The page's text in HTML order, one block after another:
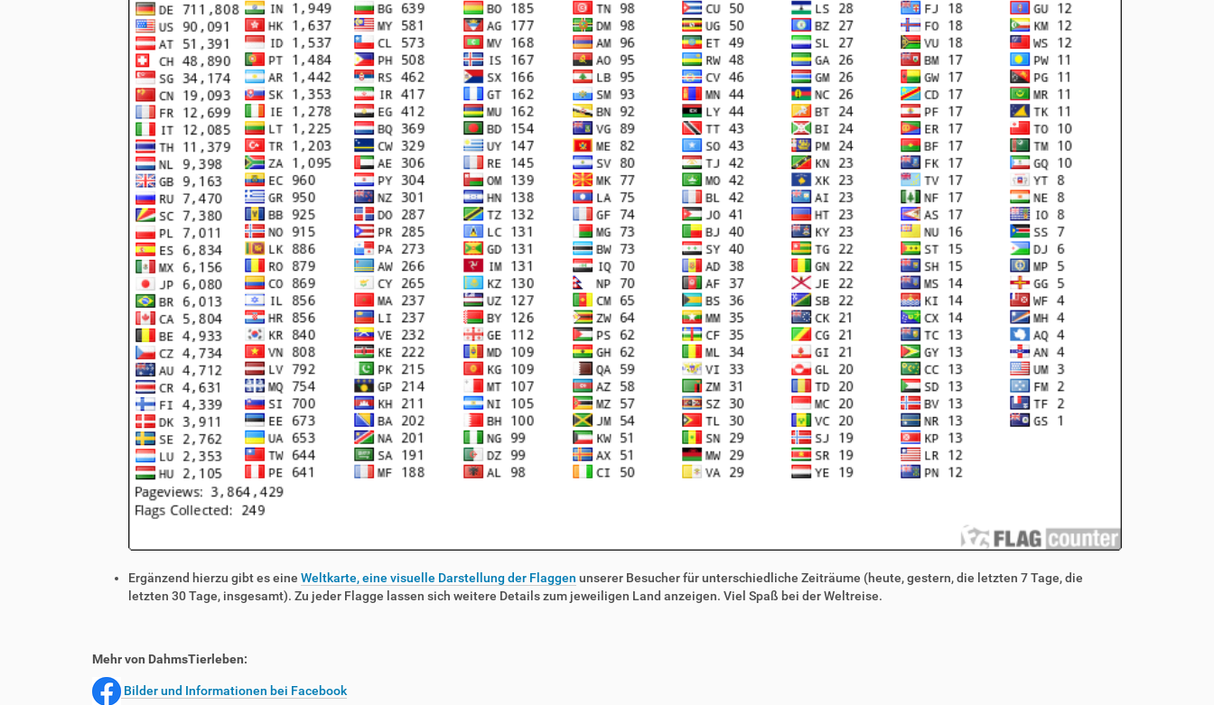
Ergänzend hierzu gibt es eine Weltkarte, eine visuelle Darstellung der Flaggen unserer Besucher für unterschiedliche Zeiträume (heute, gestern, die letzten 7 Tage, die
letzten 30 Tage, insgesamt). Zu jeder Flagge lassen sich weitere Details zum jeweiligen Land anzeigen. Viel Spaß bei der Weltreise.
Mehr von DahmsTierleben:
Bilder und Informationen bei Facebook